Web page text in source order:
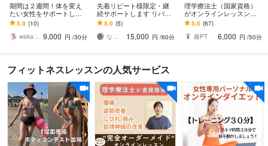
期間は２週間！体を変え
たい女性をサポートしま
す 2週間！産後太り、体力
UPなど食事運動を指導し
ます！
5.0 (10)
wakako408 9,000 円 /30分
先着リピート様限定・継
続サポートします リバウ
ンドしない身体を完成さ
せる
5.0 (5)
なぎトレ ⌇ パーソナルトレーナー
15,000 円 /60分
理学療法士（国家資格）
がオンラインレッスン致
します リハビリ/痛み改善/
姿勢改善/個別運動/パーソ
ナル行います
5.0 (67)
藤PT
6,000 円 /50分
フィットネスレッスンの人気サービス